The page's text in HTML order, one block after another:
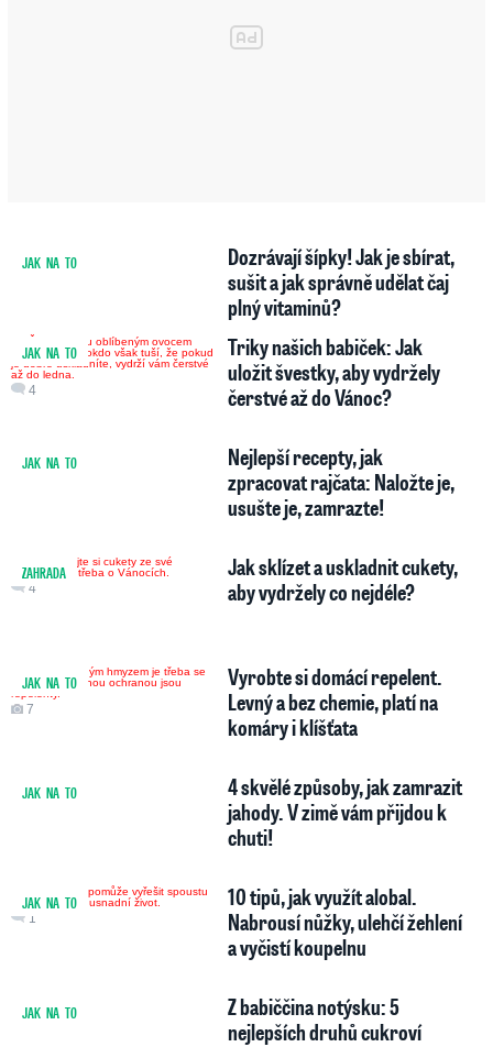
JAK NA TO
4 6
Dozrávají šípky! Jak je sbírat,
sušit a jak správně udělat čaj
plný vitaminů?
JAK NA TO
4
Triky našich babiček: Jak
uložit švestky, aby vydržely
čerstvé až do Vánoc?
JAK NA TO
3
Nejlepší recepty, jak
zpracovat rajčata: Naložte je,
usušte je, zamrazte!
ZAHRADA
4
Jak sklízet a uskladnit cukety,
aby vydržely co nejdéle?
JAK NA TO
7
Vyrobte si domácí repelent.
Levný a bez chemie, platí na
komáry i klíšťata
JAK NA TO
4 skvělé způsoby, jak zamrazit
jahody. V zimě vám přijdou k
chuti!
JAK NA TO
1
10 tipů, jak využít alobal.
Nabrousí nůžky, ulehčí žehlení
a vyčistí koupelnu
JAK NA TO
1
Z babiččina notýsku: 5
nejlepších druhů cukroví